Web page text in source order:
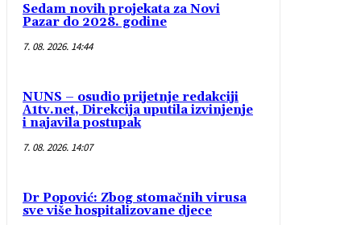
Sedam novih projekata za Novi
Pazar do 2028. godine
7. 08. 2026. 14:44
NUNS – osudio prijetnje redakciji
A1tv.net, Direkcija uputila izvinjenje
i najavila postupak
7. 08. 2026. 14:07
Dr Popović: Zbog stomačnih virusa
sve više hospitalizovane djece